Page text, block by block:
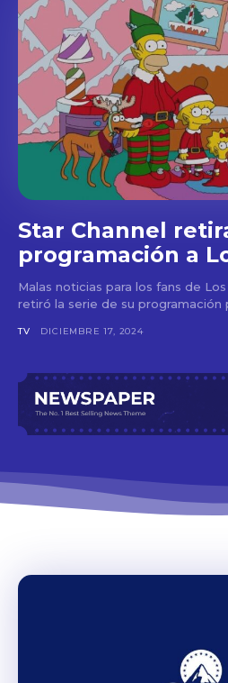
Star Channel
programación a
Malas noticias para los fans de
retiró la serie de su programación
TV DICIEMBRE 17, 2024